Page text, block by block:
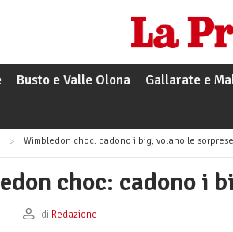
Busto e Valle Olona Gallarate e
Wimbledon choc: cadono i big, volano le sorprese
choc: cadono i
di Redazione